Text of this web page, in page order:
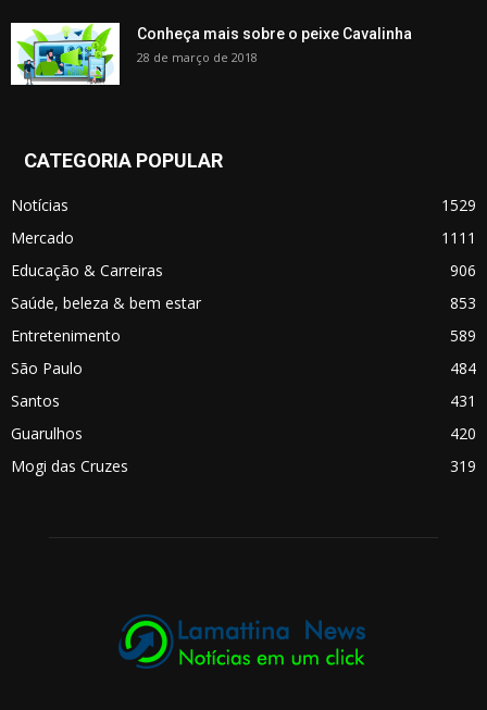
Conheça mais sobre o peixe Cavalinha
28 de março de 2018
CATEGORIA POPULAR
Notícias
1529
Mercado
1111
Educação & Carreiras
906
Saúde, beleza & bem estar
853
Entretenimento
589
São Paulo
484
Santos
431
Guarulhos
420
Mogi das Cruzes
319